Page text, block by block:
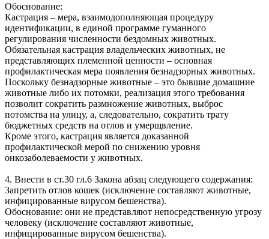
Обоснование:
Кастрация – мера, взаимодополняющая процедуру
идентификации, в единой программе гуманного
регулирования численности бездомных животных.
Обязательная кастрация владельческих животных, не
представляющих племенной ценности – основная
профилактическая мера появления безнадзорных животных.
Поскольку безнадзорные животные – это бывшие домашние
животные либо их потомки, реализация этого требования
позволит сократить размножение животных, выброс
потомства на улицу, а, следовательно, сократить трату
бюджетных средств на отлов и умерщвление.
Кроме этого, кастрация является доказанной
профилактической мерой по снижению уровня
онкозаболеваемости у животных.
4. Внести в ст.30 гл.6 Закона абзац следующего содержания:
Запретить отлов кошек (исключение составляют животные,
инфицированные вирусом бешенства).
Обоснование: они не представляют непосредственную угрозу
человеку (исключение составляют животные,
инфицированные вирусом бешенства).